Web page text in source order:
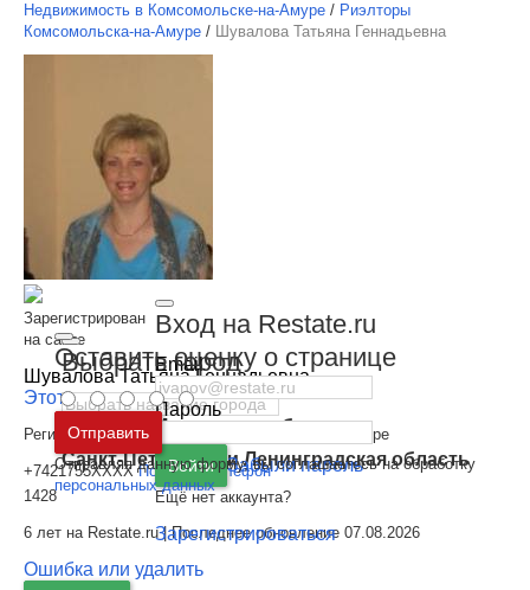
Выбрать город
Москва и
Московская область
Санкт-Петербург иЛенинградская область
Вход на Restate.ru
Email
Пароль
Войти Забыли пароль
Ещё нет аккаунта?
Зарегистрироваться
Недвижимость в Комсомольске-на-Амуре / Риэлторы
Комсомольска-на-Амуре / Шувалова Татьяна Геннадьевна
Зарегистрирован
на сайте
Шувалова Татьяна Геннадьевна
Этот специалист - я
Регион:Хабаровский край, Комсомольск-на-Амуре
+7421755XXXXПоказать телефон
1428
6 лет на Restate.ru | Последнее обновление 07.08.2026
Ошибка или удалить
Оставить оценку о странице
Отправить
Отправляя данную форму, вы соглашаетесь на обработку
персональных данных